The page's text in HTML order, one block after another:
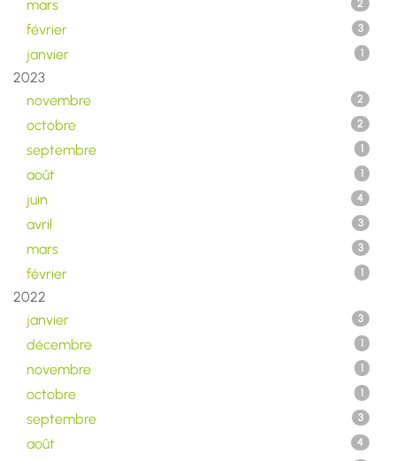
mars 2
février 3
janvier 1
2023
novembre
2
octobre 2
septembre 1
août 1
juin 4
avril 3
mars 3
février 1
2022
janvier
3
décembre 1
novembre 1
octobre 1
septembre 3
août 4